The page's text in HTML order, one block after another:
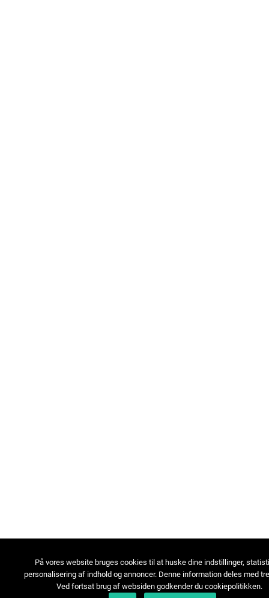
På vores website bruges cookies til at huske dine indstillinger,
personalisering af indhold og annoncer. Denne information deles med
Ved fortsat brug af websiden godkender du cookiepolitikken.